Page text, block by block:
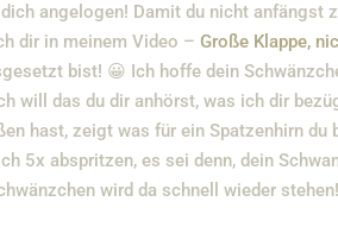
angelogen! Damit du nicht anfängst
dir in meinem Video –Große Klappe,
bist! 😀 Ich hoffe dein
will das du dir anhörst, was ich dir
hast, zeigt was für ein Spatzenhirn du
5x abspritzen, es sei denn, dein
wird da schnell wieder